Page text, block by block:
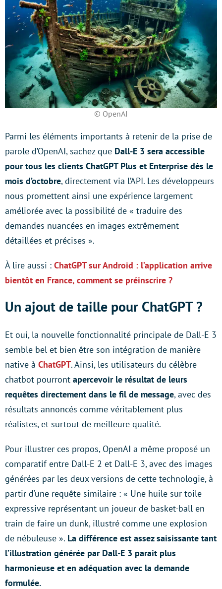
© OpenAI
Parmi les éléments importants à retenir de la prise de
parole d’OpenAI, sachez que Dall-E 3 sera accessible
pour tous les clients ChatGPT Plus et Enterprise dès le
mois d’octobre, directement via l’API. Les développeurs
nous promettent ainsi une expérience largement
améliorée avec la possibilité de « traduire des
demandes nuancées en images extrêmement
détaillées et précises ».
À lire aussi : ChatGPT sur Android : l’application arrive
bientôt en France, comment se préinscrire ?
Un ajout de taille pour ChatGPT ?
Et oui, la nouvelle fonctionnalité principale de Dall-E 3
semble bel et bien être son intégration de manière
native à ChatGPT. Ainsi, les utilisateurs du célèbre
chatbot pourront apercevoir le résultat de leurs
requêtes directement dans le fil de message, avec des
résultats annoncés comme véritablement plus
réalistes, et surtout de meilleure qualité.
Pour illustrer ces propos, OpenAI a même proposé un
comparatif entre Dall-E 2 et Dall-E 3, avec des images
générées par les deux versions de cette technologie, à
partir d’une requête similaire : « Une huile sur toile
expressive représentant un joueur de basket-ball en
train de faire un dunk, illustré comme une explosion
de nébuleuse ». La différence est assez saisissante tant
l’illustration générée par Dall-E 3 parait plus
harmonieuse et en adéquation avec la demande
formulée.